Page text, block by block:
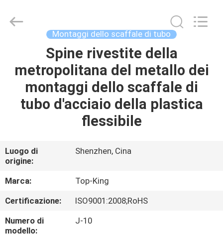
PRODOTTI
NOI
VISITA
ALLA
FABBRICA
Jingji
Technology
Montaggi dello scaffale di tubo
Spine rivestite della
metropolitana del metallo dei
montaggi dello scaffale di
tubo d'acciaio della plastica
flessibile
Luogo di
origine:
Shenzhen, Cina
Marca:
Top-King
Certificazione:
ISO9001:2008;RoHS
Numero di
modello:
J-10